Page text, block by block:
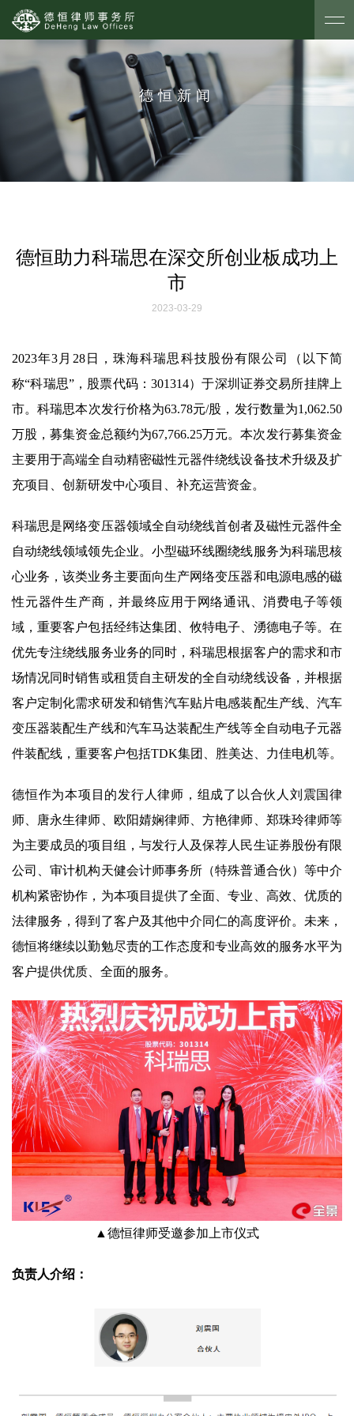
德恒新闻
德恒助力科瑞思在深交所创业板成功上
市
2023-03-29
2023年3月28日，珠海科瑞思科技股份有限公司（以下简
称“科瑞思”，股票代码：301314）于深圳证券交易所挂牌上
市。科瑞思本次发行价格为63.78元/股，发行数量为1,062.50
万股，募集资金总额约为67,766.25万元。本次发行募集资金
主要用于高端全自动精密磁性元器件绕线设备技术升级及扩
充项目、创新研发中心项目、补充运营资金。
科瑞思是网络变压器领域全自动绕线首创者及磁性元器件全
自动绕线领域领先企业。小型磁环线圈绕线服务为科瑞思核
心业务，该类业务主要面向生产网络变压器和电源电感的磁
性元器件生产商，并最终应用于网络通讯、消费电子等领
域，重要客户包括经纬达集团、攸特电子、湧德电子等。在
优先专注绕线服务业务的同时，科瑞思根据客户的需求和市
场情况同时销售或租赁自主研发的全自动绕线设备，并根据
客户定制化需求研发和销售汽车贴片电感装配生产线、汽车
变压器装配生产线和汽车马达装配生产线等全自动电子元器
件装配线，重要客户包括TDK集团、胜美达、力佳电机等。
德恒作为本项目的发行人律师，组成了以合伙人刘震国律
师、唐永生律师、欧阳婧娴律师、方艳律师、郑珠玲律师等
为主要成员的项目组，与发行人及保荐人民生证券股份有限
公司、审计机构天健会计师事务所（特殊普通合伙）等中介
机构紧密协作，为本项目提供了全面、专业、高效、优质的
法律服务，得到了客户及其他中介同仁的高度评价。未来，
德恒将继续以勤勉尽责的工作态度和专业高效的服务水平为
客户提供优质、全面的服务。
▲德恒律师受邀参加上市仪式
负责人介绍：